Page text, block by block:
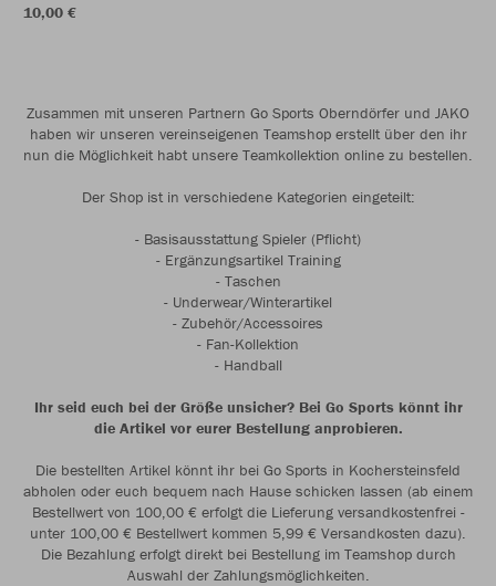
10,00 €
Zusammen mit unseren Partnern Go Sports Oberndörfer und JAKO
haben wir unseren vereinseigenen Teamshop erstellt über den ihr
nun die Möglichkeit habt unsere Teamkollektion online zu bestellen.
Der Shop ist in verschiedene Kategorien eingeteilt:
- Basisausstattung Spieler (Pflicht)
- Ergänzungsartikel Training
- Taschen
- Underwear/Winterartikel
- Zubehör/Accessoires
- Fan-Kollektion
- Handball
Ihr seid euch bei der Größe unsicher? Bei Go Sports könnt ihr
die Artikel vor eurer Bestellung anprobieren.
Die bestellten Artikel könnt ihr bei Go Sports in Kochersteinsfeld
abholen oder euch bequem nach Hause schicken lassen (ab einem
Bestellwert von 100,00 € erfolgt die Lieferung versandkostenfrei -
unter 100,00 € Bestellwert kommen 5,99 € Versandkosten dazu).
Die Bezahlung erfolgt direkt bei Bestellung im Teamshop durch
Auswahl der Zahlungsmöglichkeiten.